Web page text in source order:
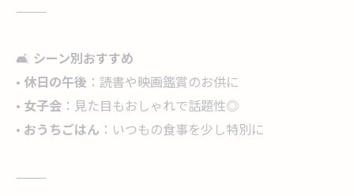
⸻
🛋️ シーン別おすすめ
• 休日の午後 ：読書や映画鑑賞のお供に
• 女子会 ：見た目もおしゃれで話題性◎
• おうちごはん ：いつもの食事を少し特別に
⸻